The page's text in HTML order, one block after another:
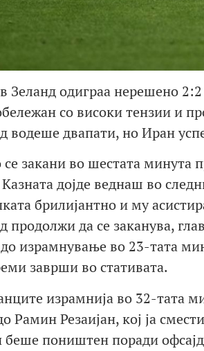
Зеланд одиграа нерешено
со високи тензии и
водеше двапати, но Иран
закани во шестата минута
дојде веднаш во
брилијантно и му
продолжи да се заканува,
израмнување во 23-тата
заврши во стативата.
израмнија во 32-тата
Рамин Резаијан, кој ја
поништен поради